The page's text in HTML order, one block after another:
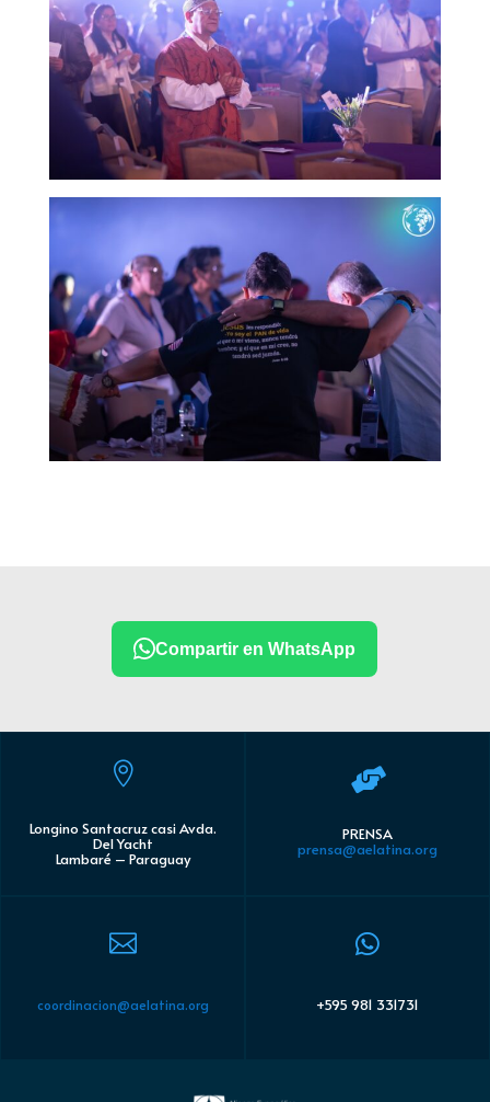
Compartir en WhatsApp

Longino Santacruz casi Avda.
Del Yacht
Lambaré – Paraguay

coordinacion@aelatina.org

PRENSA
prensa@aelatina.org

+595 981 331731